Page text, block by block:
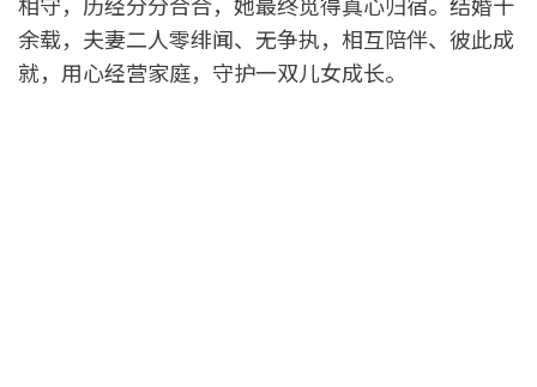
余载，夫妻二人零绯闻、无争执，相互陪伴、彼此成
就，用心经营家庭，守护一双儿女成长。